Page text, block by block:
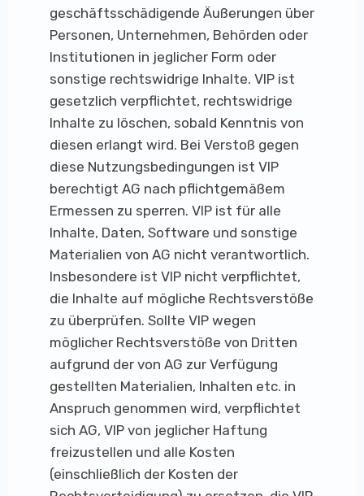
geschäftsschädigende Äußerungen über
Personen, Unternehmen, Behörden oder
Institutionen in jeglicher Form oder
sonstige rechtswidrige Inhalte. VIP ist
gesetzlich verpflichtet, rechtswidrige
Inhalte zu löschen, sobald Kenntnis von
diesen erlangt wird. Bei Verstoß gegen
diese Nutzungsbedingungen ist VIP
berechtigt AG nach pflichtgemäßem
Ermessen zu sperren. VIP ist für alle
Inhalte, Daten, Software und sonstige
Materialien von AG nicht verantwortlich.
Insbesondere ist VIP nicht verpflichtet,
die Inhalte auf mögliche Rechtsverstöße
zu überprüfen. Sollte VIP wegen
möglicher Rechtsverstöße von Dritten
aufgrund der von AG zur Verfügung
gestellten Materialien, Inhalten etc. in
Anspruch genommen wird, verpflichtet
sich AG, VIP von jeglicher Haftung
freizustellen und alle Kosten
(einschließlich der Kosten der